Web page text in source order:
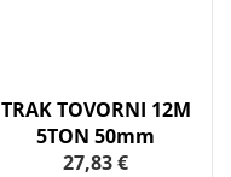
TRAK TOVORNI 12M
5TON 50mm
27,83 €